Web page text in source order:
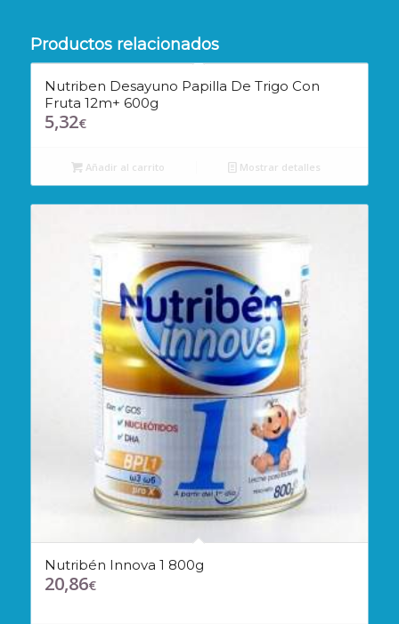
Productos relacionados
Nutriben Desayuno Papilla De Trigo Con
Fruta 12m+ 600g
5,32€
Añadir al carrito Mostrar detalles
Nutribén Innova 1 800g
20,86€